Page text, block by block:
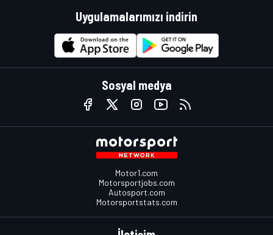
Uygulamalarımızı indirin
Sosyal medya
Motor1.com
Motorsportjobs.com
Autosport.com
Motorsportstats.com